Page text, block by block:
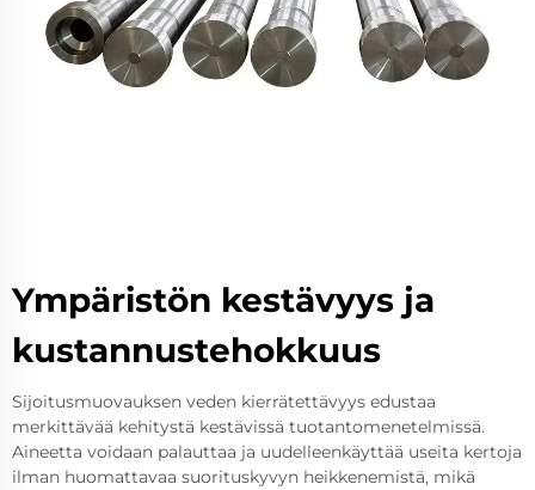
Ympäristön kestävyys ja
kustannustehokkuus
Sijoitusmuovauksen veden kierrätettävyys edustaa
merkittävää kehitystä kestävissä tuotantomenetelmissä.
Aineetta voidaan palauttaa ja uudelleenkäyttää useita kertoja
ilman huomattavaa suorituskyvyn heikkenemistä, mikä